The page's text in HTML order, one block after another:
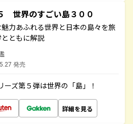
世界のすごい島３００
力あふれる世界と日本の島々を旅
ともに解説
発売
ーズ第５弾は世界の「島」！
詳細を見る